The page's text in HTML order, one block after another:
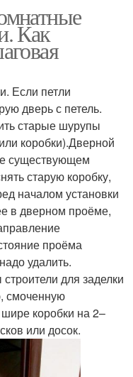
Как
Если петли
дверь с петель.
старые шурупы
коробки).Дверной
существующем
старую коробку,
началом установки
в дверном проёме,
проёма
удалить.
для заделки
смоченную
коробки на 2–
или досок.